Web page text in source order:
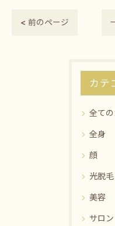
< 前のページ
カテ
全て
全身
顔
光脱毛
美容
サロン